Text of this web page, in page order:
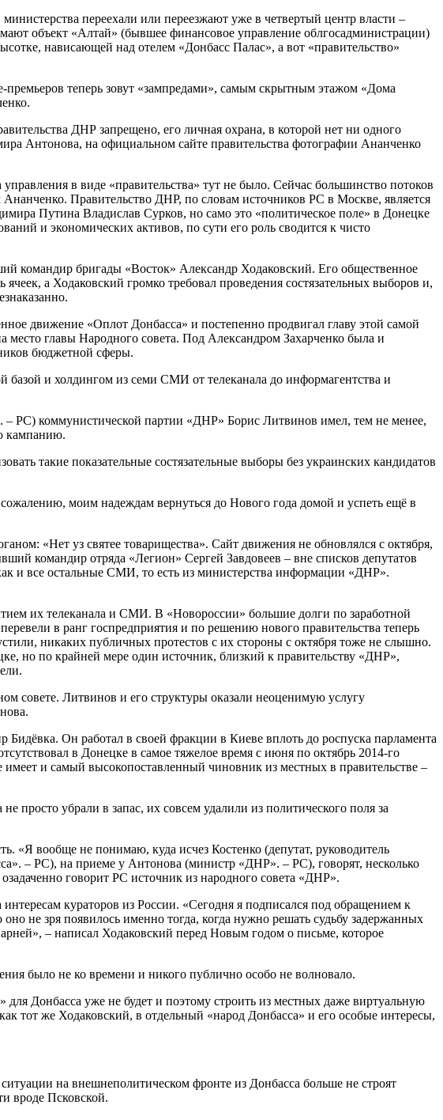
переехали или переезжают уже в четвертый центр власти –
объект «Алтай» (бывшее финансовое управление облгосадминистрации)
нависающей над отелем «Донбасс Палас», а вот «правительство»
теперь зовут «зампредами», самым скрытным этажом «Дома
ДНР запрещено, его личная охрана, в которой нет ни одного
Антонова, на официальном сайте правительства фотографии Ананченко
в виде «правительства» тут не было. Сейчас большинство потоков
Правительство ДНР, по словам источников РС в Москве, является
Путина Владислав Сурков, но само это «политическое поле» в Донецке
и экономических активов, по сути его роль сводится к чисто
командир бригады «Восток» Александр Ходаковский. Его общественное
а Ходаковский громко требовал проведения состязательных выборов и,
движение «Оплот Донбасса» и постепенно продвигал главу этой самой
главы Народного совета. Под Александром Захарченко была и
бюджетной сферы.
и холдингом из семи СМИ от телеканала до информагентства и
– РС) коммунистической партии «ДНР» Борис Литвинов имел, тем не менее,
кампанию.
такие показательные состязательные выборы без украинских кандидатов
моим надеждам вернуться до Нового года домой и успеть ещё в
«Нет уз святее товарищества». Сайт движения не обновлялся с октября,
командир отряда «Легион» Сергей Завдовеев – вне списков депутатов
и все остальные СМИ, то есть из министерства информации «ДНР».
их телеканала и СМИ. В «Новороссии» большие долги по заработной
в ранг госпредприятия и по решению нового правительства теперь
никаких публичных протестов с их стороны с октября тоже не слышно.
но по крайней мере один источник, близкий к правительству «ДНР»,
совете. Литвинов и его структуры оказали неоценимую услугу
Он работал в своей фракции в Киеве вплоть до роспуска парламента
в Донецке в самое тяжелое время с июня по октябрь 2014-го
и самый высокопоставленный чиновник из местных в правительстве –
просто убрали в запас, их совсем удалили из политического поля за
«Я вообще не понимаю, куда исчез Костенко (депутат, руководитель
– РС), на приеме у Антонова (министр «ДНР». – РС), говорят, несколько
говорит РС источник из народного совета «ДНР».
кураторов из России. «Сегодня я подписался под обращением к
не зря появилось именно тогда, когда нужно решать судьбу задержанных
–​ написал Ходаковский перед Новым годом о письме, которое
было не ко времени и никого публично особо не волновало.
Донбасса уже не будет и поэтому строить из местных даже виртуальную
тот же Ходаковский, в отдельный «народ Донбасса» и его особые интересы,
на внешнеполитическом фронте из Донбасса больше не строят
вроде Псковской.